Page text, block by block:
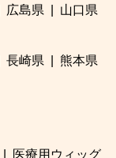
広島県
山口県
長崎県
熊本県
医療用ウィッグ